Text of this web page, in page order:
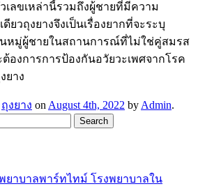
เลขเหล่านี้รวมถึงผู้ชายที่มีความ
วถุงยางจึงเป็นเรื่องยากที่จะระบุ
นหมู่ผู้ชายในสถานการณ์ที่ไม่ใช่คู่สมรส
องการการป้องกันอวัยวะเพศจากโรค
ยาง
ถุงยาง on August 4th, 2022 by Admin.
ยาบาลพาร์ทไทม์ โรงพยาบาลใน